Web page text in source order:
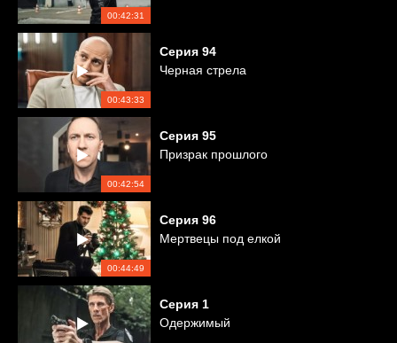
00:42:31
00:43:33
Серия 94
Черная стрела
00:42:54
Серия 95
Призрак прошлого
00:44:49
Серия 96
Мертвецы под елкой
Серия 1
Одержимый